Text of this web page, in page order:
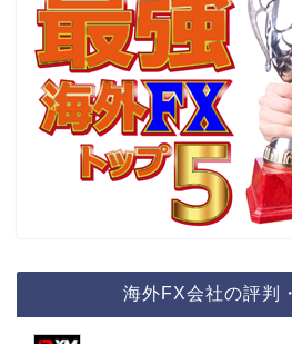
海外FX会社の評判